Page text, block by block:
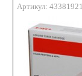
Артикул: 43381921